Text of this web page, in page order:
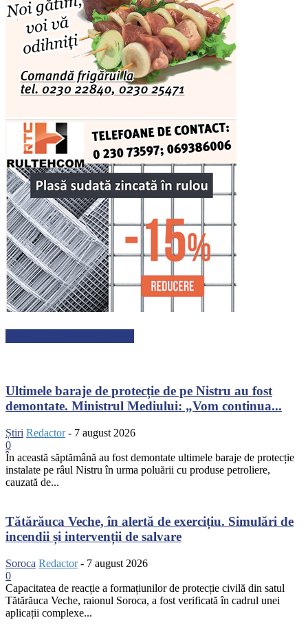
Ultimele baraje de protecție de pe Nistru au fost
demontate. Ministrul Mediului: „Vom continua...
Știri Redactor - 7 august 2026
0
În această săptămână au fost demontate ultimele baraje de protecție
instalate pe râul Nistru în urma poluării cu produse petroliere,
cauzată de...
Tătărăuca Veche, în alertă de exercițiu. Simulări de
incendii și intervenții de salvare
Soroca Redactor - 7 august 2026
0
Capacitatea de reacție a formațiunilor de protecție civilă din satul
Tătărăuca Veche, raionul Soroca, a fost verificată în cadrul unei
aplicații complexe...